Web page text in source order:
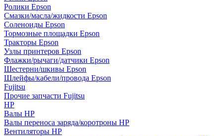
Ролики Epson
Смазки/масла/жидкости Epson
Соленоиды Epson
Тормозные площадки Epson
Тракторы Epson
Узлы принтеров Epson
Флажки/рычаги/датчики Epson
Шестерни/шкивы Epson
Шлейфы/кабели/провода Epson
Fujitsu
Прочие запчасти Fujitsu
HP
Валы HP
Валы переноса заряда/коротроны HP
Вентиляторы HP